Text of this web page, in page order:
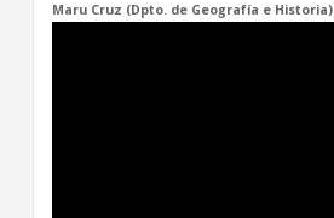
Maru Cruz (Dpto. de Geografía e Historia)